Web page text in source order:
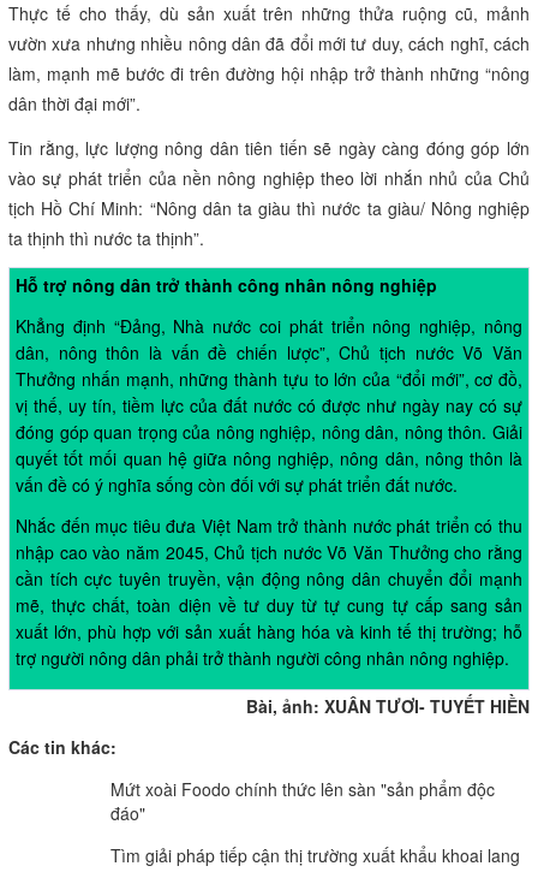
Thực tế cho thấy, dù sản xuất trên những thửa ruộng cũ, mảnh
vườn xưa nhưng nhiều nông dân đã đổi mới tư duy, cách nghĩ, cách
làm, mạnh mẽ bước đi trên đường hội nhập trở thành những “nông
dân thời đại mới”.
Tin rằng, lực lượng nông dân tiên tiến sẽ ngày càng đóng góp lớn
vào sự phát triển của nền nông nghiệp theo lời nhắn nhủ của Chủ
tịch Hồ Chí Minh: “Nông dân ta giàu thì nước ta giàu/ Nông nghiệp
ta thịnh thì nước ta thịnh”.
Hỗ trợ nông dân trở thành công nhân nông nghiệp
Khẳng định “Đảng, Nhà nước coi phát triển nông nghiệp, nông
dân, nông thôn là vấn đề chiến lược”, Chủ tịch nước Võ Văn
Thưởng nhấn mạnh, những thành tựu to lớn của “đổi mới”, cơ đồ,
vị thế, uy tín, tiềm lực của đất nước có được như ngày nay có sự
đóng góp quan trọng của nông nghiệp, nông dân, nông thôn. Giải
quyết tốt mối quan hệ giữa nông nghiệp, nông dân, nông thôn là
vấn đề có ý nghĩa sống còn đối với sự phát triển đất nước.
Nhắc đến mục tiêu đưa Việt Nam trở thành nước phát triển có thu
nhập cao vào năm 2045, Chủ tịch nước Võ Văn Thưởng cho rằng
cần tích cực tuyên truyền, vận động nông dân chuyển đổi mạnh
mẽ, thực chất, toàn diện về tư duy từ tự cung tự cấp sang sản
xuất lớn, phù hợp với sản xuất hàng hóa và kinh tế thị trường; hỗ
trợ người nông dân phải trở thành người công nhân nông nghiệp.
Bài, ảnh: XUÂN TƯƠI- TUYẾT HIỀN
Các tin khác:
Mứt xoài Foodo chính thức lên sàn "sản phẩm độc
đáo"
Tìm giải pháp tiếp cận thị trường xuất khẩu khoai lang